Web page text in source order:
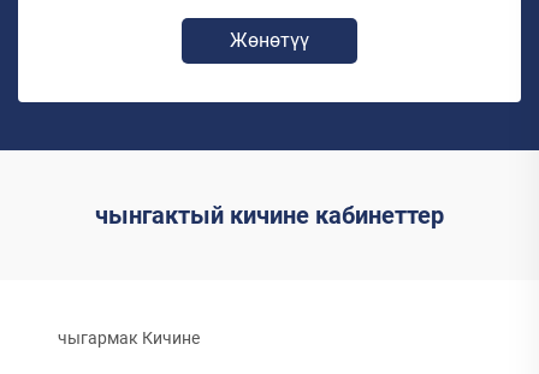
Жөнөтүү
чынгактый кичине кабинеттер
чыгармак Кичине